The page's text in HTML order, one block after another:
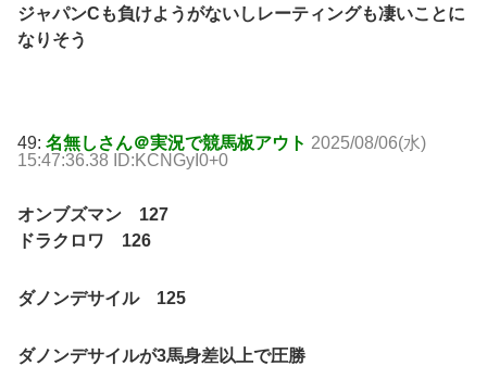
ジャパンCも負けようがないしレーティングも凄いことに
なりそう
49: 名無しさん＠実況で競馬板アウト 2025/08/06(水)
15:47:36.38 ID:KCNGyI0+0
オンブズマン 127
ドラクロワ 126
ダノンデサイル 125
ダノンデサイルが3馬身差以上で圧勝